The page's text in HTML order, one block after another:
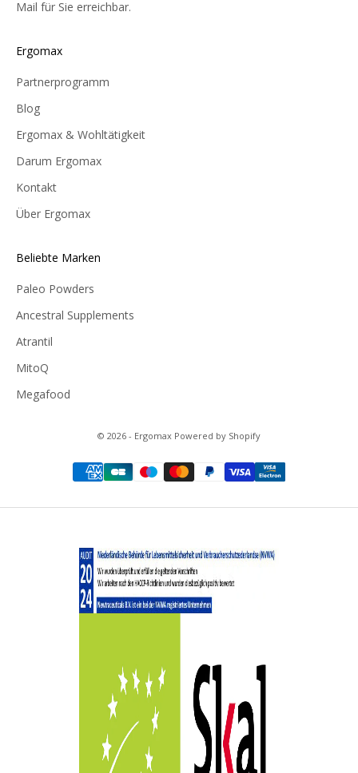
Mail für Sie erreichbar.
Ergomax
Partnerprogramm
Blog
Ergomax & Wohltätigkeit
Darum Ergomax
Kontakt
Über Ergomax
Beliebte Marken
Paleo Powders
Ancestral Supplements
Atrantil
MitoQ
Megafood
© 2026 - Ergomax Powered by Shopify